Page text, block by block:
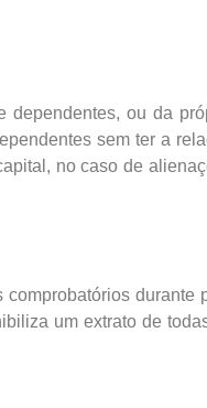
dependentes, ou da
sem ter a
no caso de
durante
um extrato de